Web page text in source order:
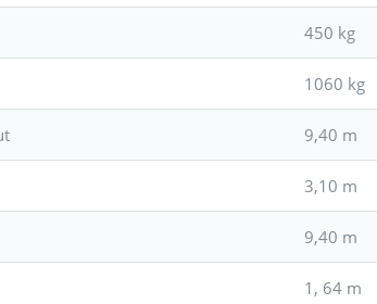
450 kg
1060 kg
9,40 m
3,10 m
9,40 m
1, 64 m